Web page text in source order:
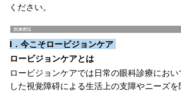
ください。
I．今こそロービジョンケア
ロービジョンケアとは
ロービジョンケアでは日常の眼科診療にお
した視覚障碍による生活上の支障やニーズ